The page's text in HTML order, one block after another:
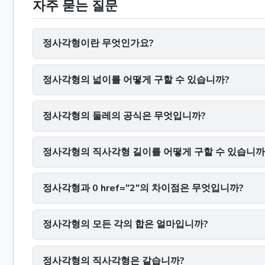
자주 묻는 질문
정사각형이란 무엇인가요?
정사각형의 넓이를 어떻게 구할 수 있습니까?
정사각형의 둘레의 공식은 무엇입니까?
정사각형의 직사각형 길이를 어떻게 구할 수 있습니
정사각형과 0 href="2"의 차이점은 무엇입니까?
정사각형의 모든 각의 합은 얼마입니까?
정사각형의 직사각형은 같습니까?